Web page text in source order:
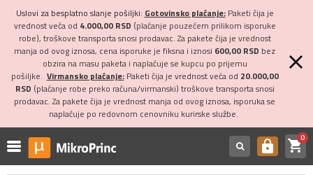
Uslovi za besplatno slanje pošiljki: Gotovinsko plaćanje:Paketi čija je
vrednost veća od 4.000,00 RSD (plaćanje pouzećem prilikom isporuke
robe), troškove transporta snosi prodavac. Za pakete čija je vrednost
manja od ovog iznosa, cena isporuke je fiksna i iznosi 600,00 RSD bez
obzira na masu paketa i naplaćuje se kupcu po prijemu
pošiljke. Virmansko plaćanje:Paketi čija je vrednost veća od 20.000,00
RSD (plaćanje robe preko računa/virmanski) troškove transporta snosi
prodavac. Za pakete čija je vrednost manja od ovog iznosa, isporuka se
naplaćuje po redovnom cenovniku kurirske službe.
https shopping_cart0